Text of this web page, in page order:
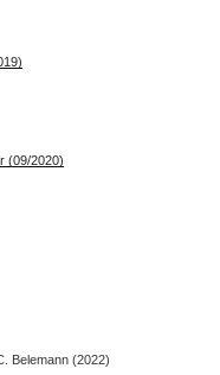
(09/2020)
Belemann (2022)